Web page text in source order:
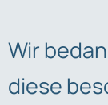
Wir
diese